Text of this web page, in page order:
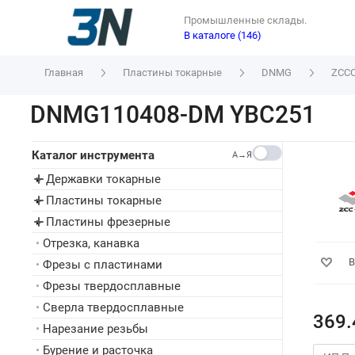
Промышленные склады.
В каталоге (146)
Главная Пластины токарные DNMG
DNMG110408-DM YBC251
Каталог инструмента A→Я
▸ Державки токарные
▸ Пластины токарные
▸ Пластины фрезерные
• Отрезка, канавка
• Фрезы с пластинами
• Фрезы твердосплавные
• Сверла твердосплавные
• Нарезание резьбы
• Бурение и расточка